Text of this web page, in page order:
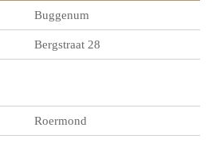
Buggenum
Bergstraat 28
Roermond